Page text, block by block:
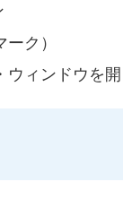
ク）
ウィンドウを